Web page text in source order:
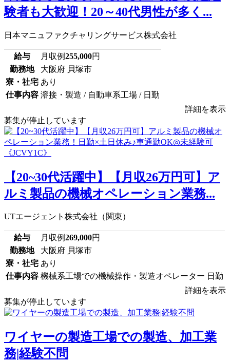
験者も大歓迎！20～40代男性が多く...
日本マニュファクチャリングサービス株式会社
給与 月収例255,000円
勤務地
大阪府 貝塚市
寮・社宅 あり
仕事内容 溶接・製造 / 自動車系工場 / 日勤
詳細を表示
募集が停止しています
【20~30代活躍中】【月収26万円可】ア
ルミ製品の機械オペレーション業務...
UTエージェント株式会社（関東）
給与 月収例269,000円
勤務地
大阪府 貝塚市
寮・社宅 あり
仕事内容 機械系工場での機械操作・製造オペレーター 日勤
詳細を表示
募集が停止しています
ワイヤーの製造工場での製造、加工業
務|経験不問